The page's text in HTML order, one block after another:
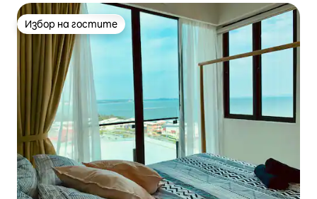
Избор на гостите
Избор на гостите